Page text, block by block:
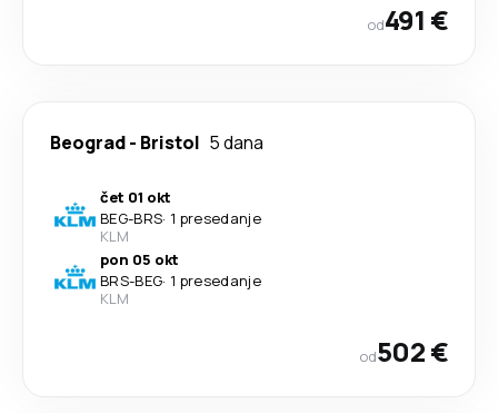
od491 €
Beograd- Bristol 5 dana
čet 01 okt
BEG-BRS· 1 presedanje
KLM
pon 05 okt
BRS-BEG· 1 presedanje
KLM
od502 €